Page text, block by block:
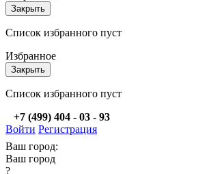
Закрыть
Список избранного пуст
Избранное
Закрыть
Список избранного пуст
+7 (499) 404 - 03 - 93
Войти Регистрация
Ваш город:
Ваш город
?